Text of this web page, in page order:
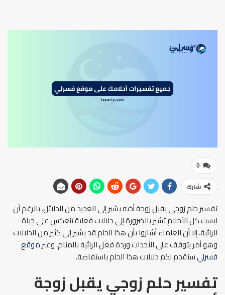
0
شارك
تفسير حلم زوجي يقبل زوجة أخيه يشير إلى العديد من الدلائل، بالرغم أن
ليست كل الأحلام تشير بالضرورة إلى دلالات فعلية تنعكس على حياة
الرائية، إلا أن العلماء أشاروا بأن هذا الحلم قد يشير إلى كثير من الدلالات
وهو أمر يتوقف على الأحداث وردة فعل الرائية بالمنام، وعبرموقع
فسرليسنقدم لكم دلالات هذا الحلم باستفاضة.
تفسير حلم زوجي يقبل زوجة